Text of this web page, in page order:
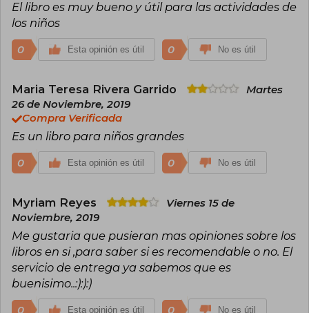
El libro es muy bueno y útil para las actividades de
los niños
0 Esta opinión es útil 0 No es útil
Maria Teresa Rivera Garrido
Martes
26 de Noviembre, 2019
Compra Verificada
Es un libro para niños grandes
0 Esta opinión es útil 0 No es útil
Myriam Reyes
Viernes 15 de
Noviembre, 2019
Me gustaria que pusieran mas opiniones sobre los
libros en si ,para saber si es recomendable o no. El
servicio de entrega ya sabemos que es
buenisimo..:):):)
0 Esta opinión es útil 0 No es útil